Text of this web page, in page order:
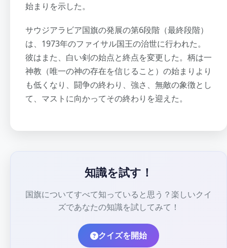
始まりを示した。
サウジアラビア国旗の発展の第6段階（最終段階）
は、1973年のファイサル国王の治世に行われた。
彼はまた、白い剣の始点と終点を変更した。柄は一
神教（唯一の神の存在を信じること）の始まりより
も低くなり、闘争の終わり、強さ、無敵の象徴とし
て、マストに向かってその終わりを迎えた。
知識を試す！
国旗についてすべて知っていると思う？楽しいクイ
ズであなたの知識を試してみて！
クイズを開始